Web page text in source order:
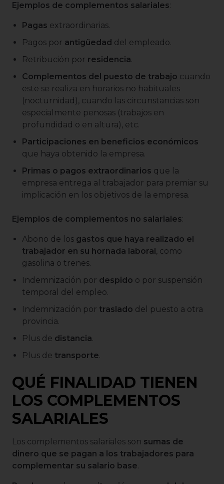
Ejemplos de complementos salariales:
Pagas extraordinarias.
Pagos por antigüedad del empleado.
Retribución por residencia.
Complementos del puesto de trabajo cuando
este se realiza en horarios no habituales
(nocturnidad), cuando las circunstancias son
especialmente penosas (trabajos en
profundidad o en altura), etc.
Participaciones en beneficios económicos
que haya obtenido la empresa.
Primas o pagos extraordinarios que la
empresa entrega al trabajador para premiar su
implicación en los objetivos de la empresa.
Ejemplos de complementos no salariales:
Abono de los gastos que haya realizado el
trabajador en su hornada laboral, como
gasolina o trenes.
Indemnización por despido o por suspensión
temporal del empleo.
Indemnización por traslado del puesto a otra
provincia.
Plus de distancia.
Plus de transporte.
QUÉ FINALIDAD TIENEN
LOS COMPLEMENTOS
SALARIALES
Los complementos salariales son sumas de
dinero que se pagan a los trabajadores para
complementar su salario base.